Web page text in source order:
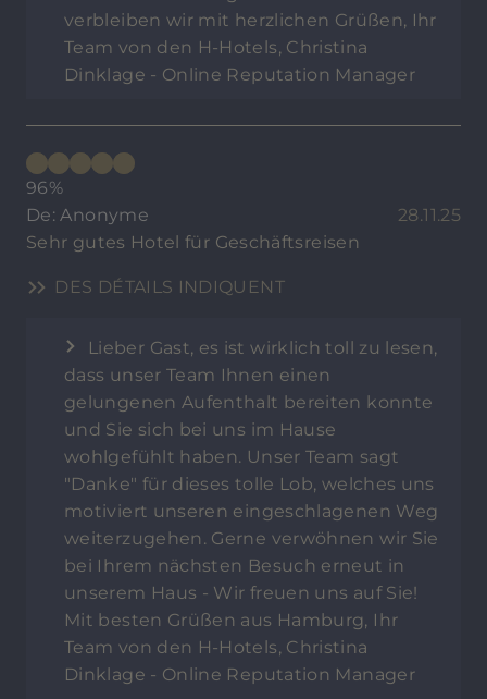
verbleiben wir mit herzlichen Grüßen, Ihr
Team von den H-Hotels, Christina
Dinklage - Online Reputation Manager
96%
De: Anonyme
28.11.25
Sehr gutes Hotel für Geschäftsreisen
DES DÉTAILS INDIQUENT
Lieber Gast, es ist wirklich toll zu lesen,
dass unser Team Ihnen einen
gelungenen Aufenthalt bereiten konnte
und Sie sich bei uns im Hause
wohlgefühlt haben. Unser Team sagt
"Danke" für dieses tolle Lob, welches uns
motiviert unseren eingeschlagenen Weg
weiterzugehen. Gerne verwöhnen wir Sie
bei Ihrem nächsten Besuch erneut in
unserem Haus - Wir freuen uns auf Sie!
Mit besten Grüßen aus Hamburg, Ihr
Team von den H-Hotels, Christina
Dinklage - Online Reputation Manager